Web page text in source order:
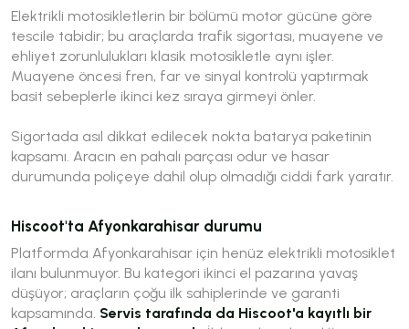
Elektrikli motosikletlerin bir bölümü motor gücüne göre
tescile tabidir; bu araçlarda trafik sigortası, muayene ve
ehliyet zorunlulukları klasik motosikletle aynı işler.
Muayene öncesi fren, far ve sinyal kontrolü yaptırmak
basit sebeplerle ikinci kez sıraya girmeyi önler.
Sigortada asıl dikkat edilecek nokta batarya paketinin
kapsamı. Aracın en pahalı parçası odur ve hasar
durumunda poliçeye dahil olup olmadığı ciddi fark yaratır.
Hiscoot'ta Afyonkarahisar durumu
Platformda Afyonkarahisar için henüz elektrikli motosiklet
ilanı bulunmuyor. Bu kategori ikinci el pazarına yavaş
düşüyor; araçların çoğu ilk sahiplerinde ve garanti
kapsamında. Servis tarafında da Hiscoot'a kayıtlı bir